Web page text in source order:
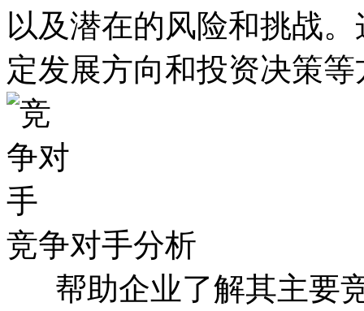
以及潜在的风险和挑战
定发展方向和投资决策
竞争对手分析
帮助企业了解其主要